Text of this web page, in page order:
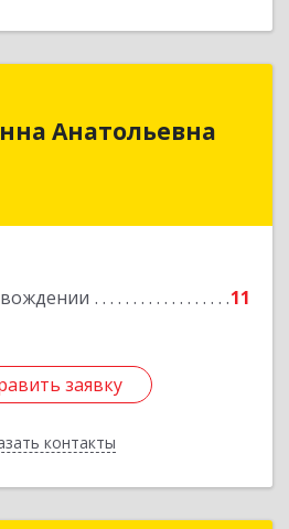
Анатольевна
11
заявку
контакты
Подробнее
заявку
Назад